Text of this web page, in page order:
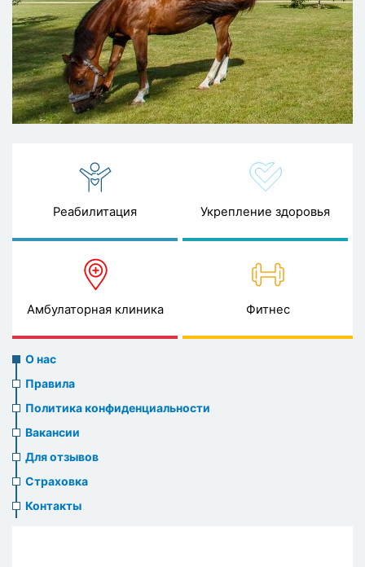
Реабилитация Укрепление здоровья
Амбулаторная клиника Фитнес
About
us
header
menu
О нас
Правила
Политика конфиденциальности
Вакансии
Для отзывов
Страховка
Контакты